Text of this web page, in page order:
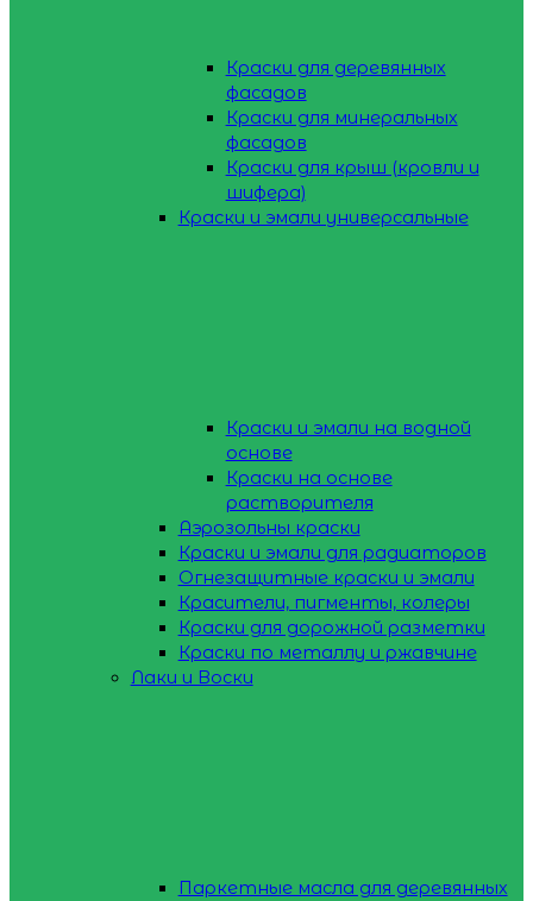
Краски для деревянных
фасадов
Краски для минеральных
фасадов
Краски для крыш (кровли и
шифера)
Краски и эмали универсальные
Краски и эмали на водной
основе
Краски на основе
растворителя
Аэрозольны краски
Краски и эмали для радиаторов
Огнезащитные краски и эмали
Красители, пигменты, колеры
Краски для дорожной разметки
Краски по металлу и ржавчине
Лаки и Воски
Паркетные масла для деревянных